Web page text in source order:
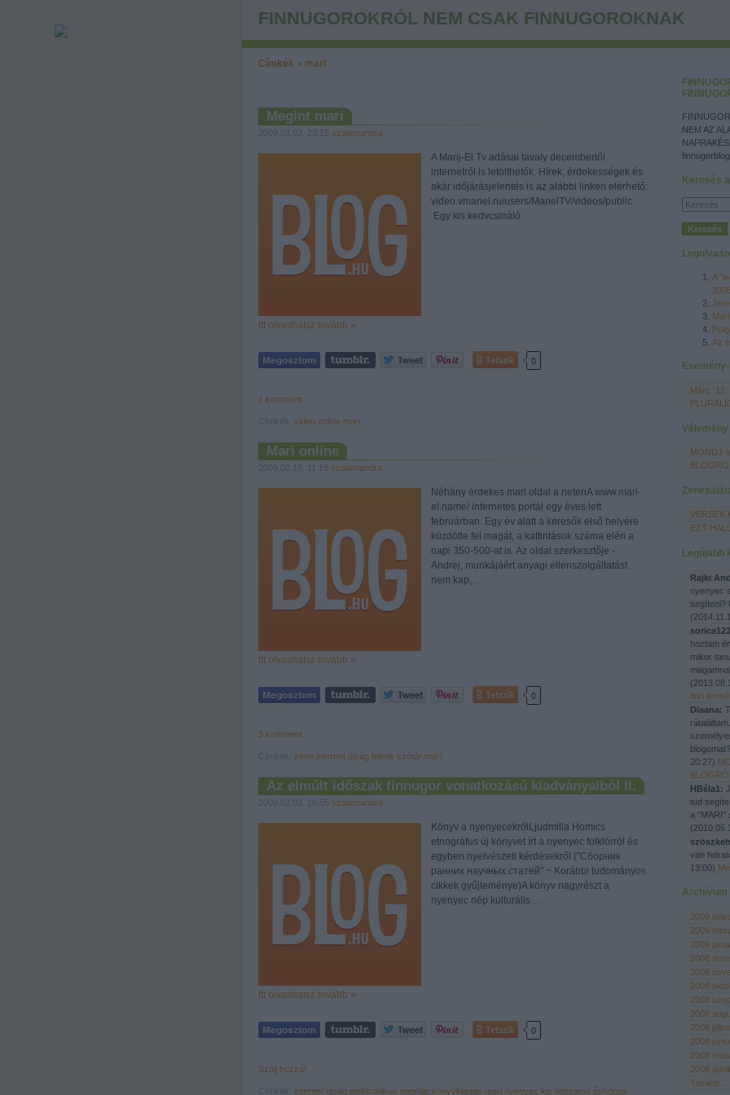
FINNUGOROKRÓL NEM CSAK FINNUGOROKNAK
NEM AZ
Keresés
A
Az
Márc. 12.
Vélemény
MONDJ
VERSEK
EZT
Legújabb
Rajki
nyenyec
segíteni?
(
hoztam
mikor
(
finn
Diaana:
20:27)
HBéla1:
tud
a "MARI"
(
van
13:00)
Archívum
2009
2009
2009
2008
2008
2008
2008
2008
2008
2008
2008
2008
Tovább
Címkék » mari
Megint mari
2009.03.03. 23:15 szalamandra
A Marij-El Tv adásai tavaly decembertől
internetről is letölthetők. Hírek, érdekességek és
akár időjárásjelentés is az alábbi linken elérhető:
video.vmariel.ru/users/MarielTV/videos/public
Egy kis kedvcsináló:
Itt olvashatsz tovább »
Tetszik 0
1 komment
Címkék: video online mari
Mari online
2009.02.19. 11:19 szalamandra
Néhány érdekes mari oldal a netenA www.mari-
el.name/ internetes portál egy éves lett
februárban. Egy év alatt a keresők első helyére
küzdötte fel magát, a kattintások száma eléri a
napi 350-500-at is. Az oldal szerkesztője -
Andrej, munkájáért anyagi ellenszolgáltatást
nem kap,…
Itt olvashatsz tovább »
Tetszik 0
3 komment
Címkék: zene internet újság linkek szótár mari
Az elmúlt időszak finnugor vonatkozású kiadványaiból II.
2009.02.03. 16:55 szalamandra
Könyv a nyenyecekrőlLjudmilla Homics
etnográfus új könyvet írt a nyenyec folklórról és
egyben nyelvészeti kérdésekről ("Сборник
ранних научных статей" ~ Korábbi tudományos
cikkek gyűjteménye)A könyv nagyrészt a
nyenyec nép kulturális…
Itt olvashatsz tovább »
Tetszik 0
Szólj hozzá!
Címkék: internet újság elektronikus néprajz könyvkiadás mari nyenyec kis létszámú őshonos